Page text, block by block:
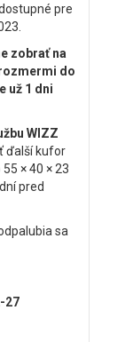
pre
zobraťna
do
už 1 dni
WIZZ
ďalší kufor
× 40 × 23
pred
sa
27